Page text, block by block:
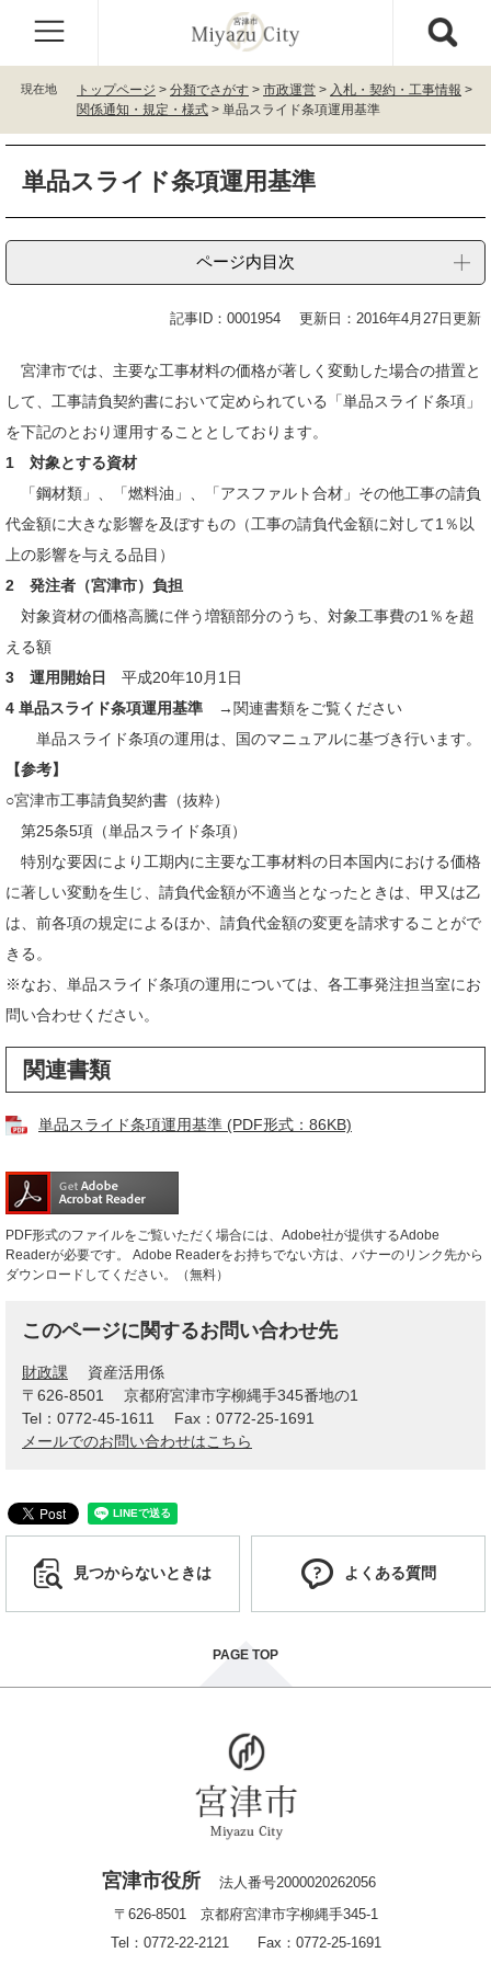
で
ば
本
文
現在地 トップページ > 分類でさがす > 市政運営 > 入札・契約・工事情報 >
関係通知・規定・様式 > 単品スライド条項運用基準
単品スライド条項運用基準
ページ内目次
記事ID：0001954 更新日：2016年4月27日更新
宮津市では、主要な工事材料の価格が著しく変動した場合の措置と
して、工事請負契約書において定められている「単品スライド条項」
を下記のとおり運用することとしております。
1 対象とする資材
「鋼材類」、「燃料油」、「アスファルト合材」その他工事の請負
代金額に大きな影響を及ぼすもの（工事の請負代金額に対して1％以
上の影響を与える品目）
2 発注者（宮津市）負担
対象資材の価格高騰に伴う増額部分のうち、対象工事費の1％を超
える額
3 運用開始日
平成20年10月1日
4 単品スライド条項運用基準 →関連書類をご覧ください
単品スライド条項の運用は、国のマニュアルに基づき行います。
【参考】
○宮津市工事請負契約書（抜粋）
第25条5項（単品スライド条項）
特別な要因により工期内に主要な工事材料の日本国内における価格
に著しい変動を生じ、請負代金額が不適当となったときは、甲又は乙
は、前各項の規定によるほか、請負代金額の変更を請求することがで
きる。
※なお、単品スライド条項の運用については、各工事発注担当室にお
問い合わせください。
関連書類
単品スライド条項運用基準 (PDF形式：86KB)
PDF形式のファイルをご覧いただく場合には、Adobe社が提供するAdobe
Readerが必要です。
Adobe Readerをお持ちでない方は、バナーのリンク先から
ダウンロードしてください。（無料）
このページに関するお問い合わせ先
財政課
資産活用係
〒626-8501
京都府宮津市字柳縄手345番地の1
Tel：0772-45-1611
Fax：0772-25-1691
メールでのお問い合わせはこちら
見つからないときは よくある質問
PAGE TOP
宮津市役所
法人番号2000020262056
〒626-8501 京都府宮津市字柳縄手345-1
Tel：0772-22-2121 Fax：0772-25-1691